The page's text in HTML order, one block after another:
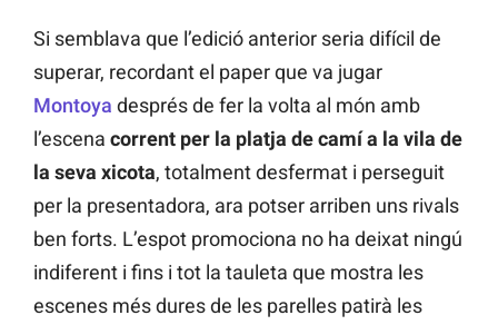
Si semblava que l’edició anterior seria difícil de
superar, recordant el paper que va jugar
Montoya després de fer la volta al món amb
l’escena corrent per la platja de camí a la vila de
la seva xicota, totalment desfermat i perseguit
per la presentadora, ara potser arriben uns rivals
ben forts. L’espot promociona no ha deixat ningú
indiferent i fins i tot la tauleta que mostra les
escenes més dures de les parelles patirà les